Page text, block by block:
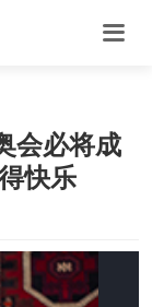
会必将成
快乐